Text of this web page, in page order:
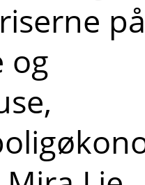
på
og